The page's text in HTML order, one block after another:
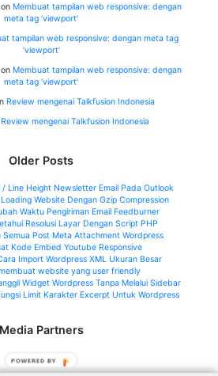
on Membuat tampilan web responsive: dengan
meta tag ‘viewport’
tampilan web responsive: dengan meta tag
‘viewport’
on Membuat tampilan web responsive: dengan
meta tag ‘viewport’
Review mengenai Talkfusion Indonesia
Review mengenai Talkfusion Indonesia
Older Posts
/ Line Height Newsletter Email Pada Outlook
Website Dengan Gzip Compression
Waktu Pengiriman Email Feedburner
Resolusi Layar Dengan Script PHP
Semua Post Meta Attachment Wordpress
Kode Embed Youtube Responsive
Import Wordpress XML Ukuran Besar
website yang user friendly
Widget Wordpress Tanpa Melalui Sidebar
Limit Karakter Excerpt Untuk Wordpress
Media Partners
Jeffry.my.id
POWERED BY